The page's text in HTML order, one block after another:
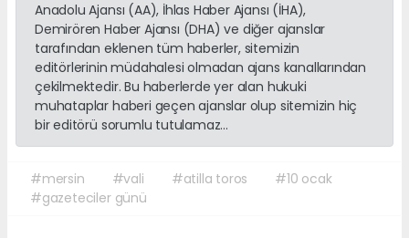
Anadolu Ajansı (AA), İhlas Haber Ajansı (İHA),
Demirören Haber Ajansı (DHA) ve diğer ajanslar
tarafından eklenen tüm haberler, sitemizin
editörlerinin müdahalesi olmadan ajans kanallarından
çekilmektedir. Bu haberlerde yer alan hukuki
muhataplar haberi geçen ajanslar olup sitemizin hiç
bir editörü sorumlu tutulamaz...
#mersin #vali #atilla toros
#10 ocak
#gazeteciler günü